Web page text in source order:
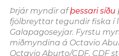
Þrjár myndir afþessari síðu
fjölbreyttar tegundir fiska í
Galapagoseyjar. Fyrstu
miðmyndina á Octavio
Octavio Aburto/CDF. CDF